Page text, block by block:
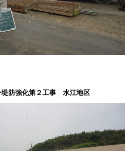
堤防強化第２工事 水江地区